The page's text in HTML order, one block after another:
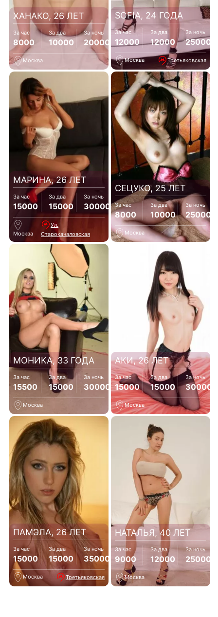
ХАНАКО, 26 ЛЕТ
За час
8000
За два
10000
За ночь
20000
Москва
SOFIA, 24 ГОДА
За час
12000
За два
12000
За ночь
25000
Москва Третьяковская
МАРИНА, 26 ЛЕТ
За час
15000
За два
15000
За ночь
30000
Москва
Ул.
Старокачаловская
СЕЦУКО, 25 ЛЕТ
За час
8000
За два
10000
За ночь
25000
Москва
МОНИКА, 33 ГОДА
За час
15500
За два
15000
За ночь
30000
Москва
АКИ, 26 ЛЕТ
За час
15000
За два
15000
За ночь
30000
Москва
ПАМЭЛА, 26 ЛЕТ
За час
15000
За два
15000
За ночь
35000
Москва Третьяковская
НАТАЛЬЯ, 40 ЛЕТ
За час
9000
За два
12000
За ночь
25000
Москва